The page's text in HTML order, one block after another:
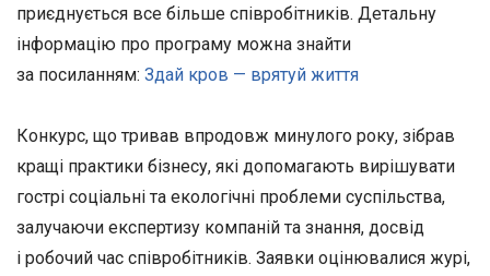
приєднується все більше співробітників. Детальну
інформацію про програму можна знайти
за посиланням: Здай кров — врятуй життя
Конкурс, що тривав впродовж минулого року, зібрав
кращі практики бізнесу, які допомагають вирішувати
гострі соціальні та екологічні проблеми суспільства,
залучаючи експертизу компаній та знання, досвід
і робочий час співробітників. Заявки оцінювалися журі,